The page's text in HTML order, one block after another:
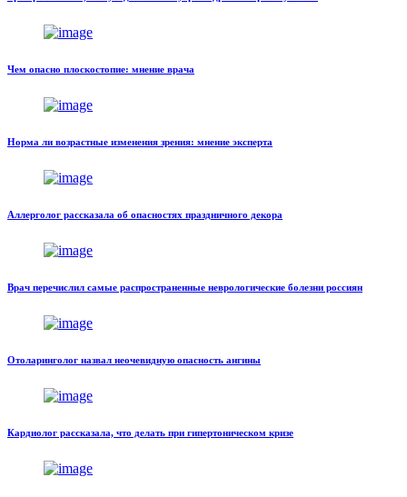
Чем опасно плоскостопие: мнение врача
Норма ли возрастные изменения зрения: мнение эксперта
Аллерголог рассказала об опасностях праздничного декора
Врач перечислил самые распространенные неврологические болезни россиян
Отоларинголог назвал неочевидную опасность ангины
Кардиолог рассказала, что делать при гипертоническом кризе